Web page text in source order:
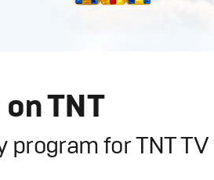
TNT
program for TNT